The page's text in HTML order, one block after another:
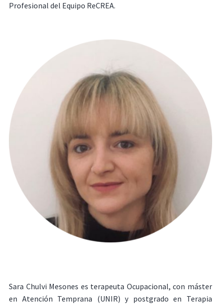
Profesional del Equipo ReCREA.
Sara Chulvi Mesones es terapeuta Ocupacional, con máster
en Atención Temprana (UNIR) y postgrado en Terapia